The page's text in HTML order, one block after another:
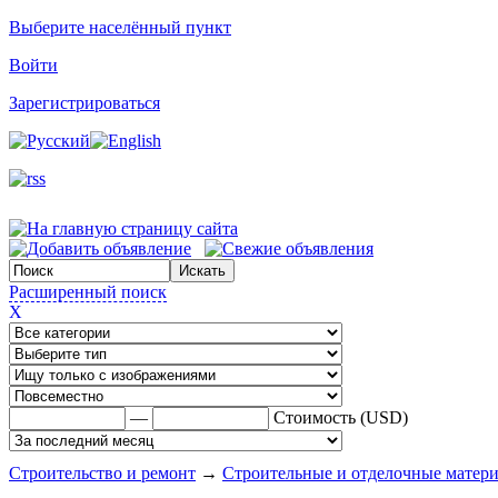
Выберите населённый пункт
Войти
Зарегистрироваться
Расширенный поиск
X
— Стоимость (USD)
Строительство и ремонт → Строительные и отделочные